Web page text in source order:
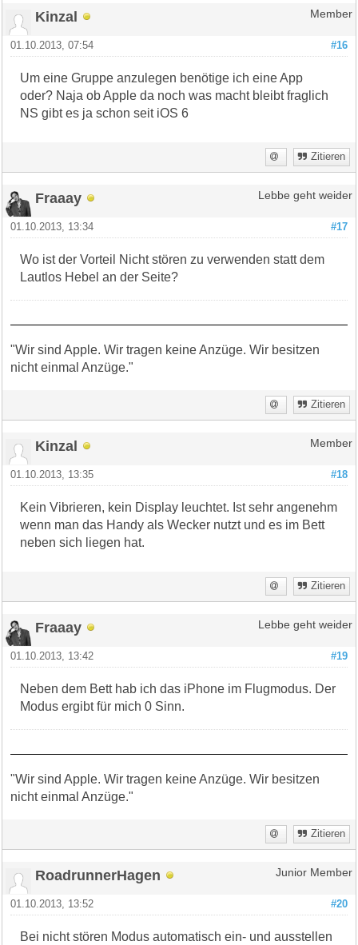
Kinzal Member
#16
01.10.2013, 07:54
Um eine Gruppe anzulegen benötige ich eine App
oder? Naja ob Apple da noch was macht bleibt fraglich
NS gibt es ja schon seit iOS 6
Zitieren
Fraaay Lebbe geht weider
#17
01.10.2013, 13:34
Wo ist der Vorteil Nicht stören zu verwenden statt dem
Lautlos Hebel an der Seite?
"Wir sind Apple. Wir tragen keine Anzüge. Wir besitzen
nicht einmal Anzüge."
Zitieren
Kinzal Member
#18
01.10.2013, 13:35
Kein Vibrieren, kein Display leuchtet. Ist sehr angenehm
wenn man das Handy als Wecker nutzt und es im Bett
neben sich liegen hat.
Zitieren
Fraaay Lebbe geht weider
#19
01.10.2013, 13:42
Neben dem Bett hab ich das iPhone im Flugmodus. Der
Modus ergibt für mich 0 Sinn.
"Wir sind Apple. Wir tragen keine Anzüge. Wir besitzen
nicht einmal Anzüge."
Zitieren
RoadrunnerHagen Junior Member
#20
01.10.2013, 13:52
Bei nicht stören Modus automatisch ein- und ausstellen